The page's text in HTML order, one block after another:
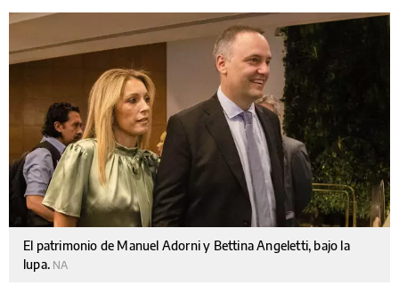
El patrimonio de Manuel Adorni y Bettina Angeletti, bajo la
lupa. NA